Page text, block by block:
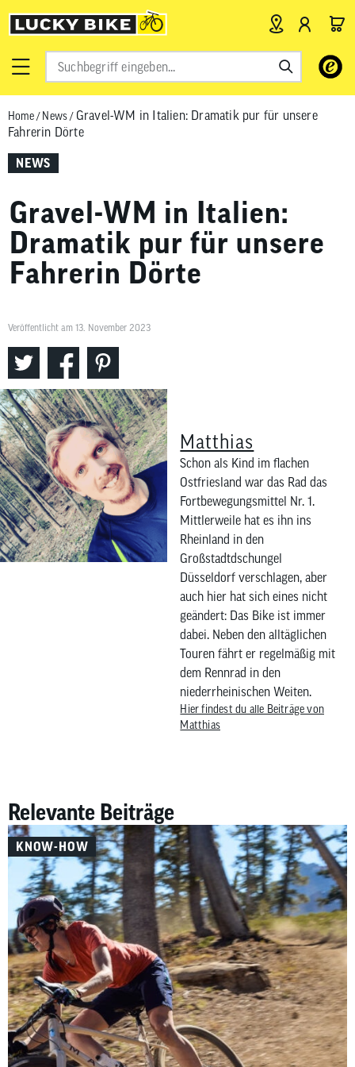
Verwende
Pfeile
nach
Ergebnis
Benutzer
von
können
Home/ News/ Gravel-WM in Italien: Dramatik pur für unsere
Fahrerin Dörte
NEWS
Gravel-WM in Italien:
Dramatik pur für unsere
Fahrerin Dörte
Veröffentlicht am 13. November 2023
Matthias
Schon als Kind im flachen
Ostfriesland war das Rad das
Fortbewegungsmittel Nr. 1.
Mittlerweile hat es ihn ins
Rheinland in den
Großstadtdschungel
Düsseldorf verschlagen, aber
auch hier hat sich eines nicht
geändert: Das Bike ist immer
dabei. Neben den alltäglichen
Touren fährt er regelmäßig mit
dem Rennrad in den
niederrheinischen Weiten.
Hier findest du alle Beiträge von
Matthias
Relevante Beiträge
KNOW-HOW